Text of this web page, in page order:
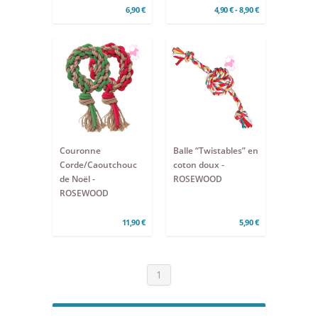
6,90 € 4,90 € - 8,90 €
Couronne
Corde/Caoutchouc
de Noël -
ROSEWOOD
11,90 €
Balle “Twistables” en
coton doux -
ROSEWOOD
5,90 €
1